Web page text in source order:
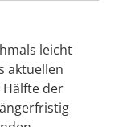
leicht
aktuellen
Hälfte der